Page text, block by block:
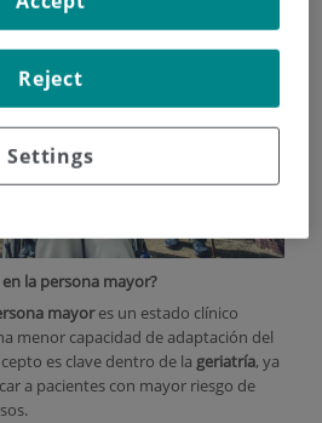
la persona mayor?
mayores un estado clínico
menor capacidad de adaptación del
es clave dentro de la geriatría, ya
a pacientes con mayor riesgo de
Settings
Reject